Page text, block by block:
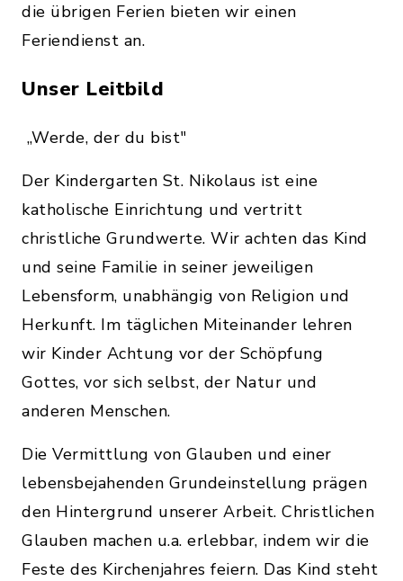
die übrigen Ferien bieten wir einen
Feriendienst an.
Unser Leitbild
„Werde, der du bist"
Der Kindergarten St. Nikolaus ist eine
katholische Einrichtung und vertritt
christliche Grundwerte. Wir achten das Kind
und seine Familie in seiner jeweiligen
Lebensform, unabhängig von Religion und
Herkunft. Im täglichen Miteinander lehren
wir Kinder Achtung vor der Schöpfung
Gottes, vor sich selbst, der Natur und
anderen Menschen.
Die Vermittlung von Glauben und einer
lebensbejahenden Grundeinstellung prägen
den Hintergrund unserer Arbeit. Christlichen
Glauben machen u.a. erlebbar, indem wir die
Feste des Kirchenjahres feiern. Das Kind steht